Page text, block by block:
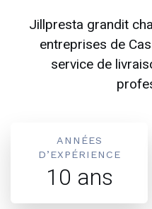
Jillpresta grandit
entreprises de
service de
ANNÉES
D’EXPÉRIENCE
10 ans